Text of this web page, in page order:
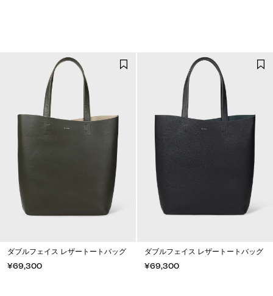
ダブルフェイス レザートートバッグ
¥69,300
ダブルフェイス レザートートバッグ
¥69,300